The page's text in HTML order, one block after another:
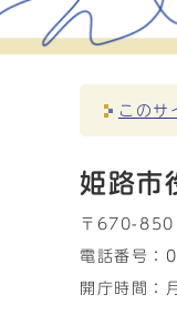
このサ
姫路市
〒670-
電話番号：
開庁時間：